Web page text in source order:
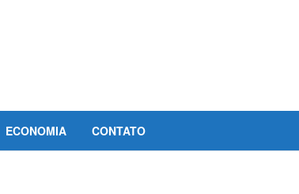
ECONOMIA CONTATO